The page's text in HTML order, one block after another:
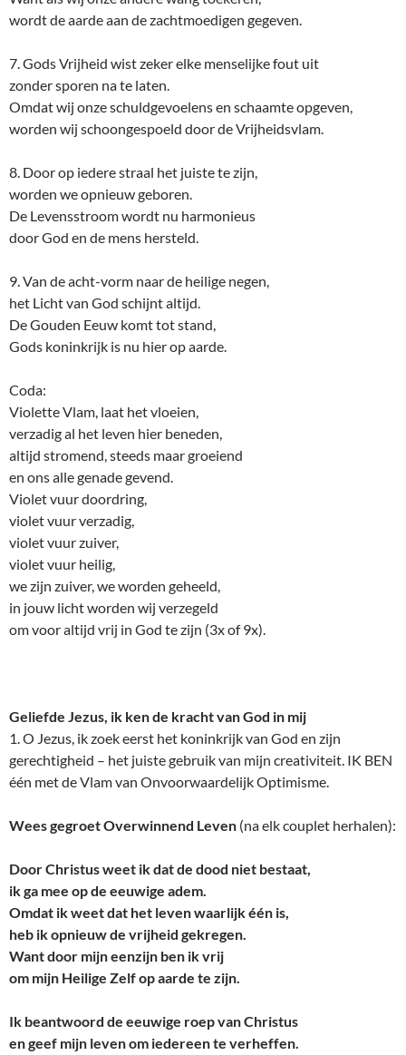
wordt de aarde aan de zachtmoedigen gegeven.
7. Gods Vrijheid wist zeker elke menselijke fout uit
zonder sporen na te laten.
Omdat wij onze schuldgevoelens en schaamte opgeven,
worden wij schoongespoeld door de Vrijheidsvlam.
8. Door op iedere straal het juiste te zijn,
worden we opnieuw geboren.
De Levensstroom wordt nu harmonieus
door God en de mens hersteld.
9. Van de acht-vorm naar de heilige negen,
het Licht van God schijnt altijd.
De Gouden Eeuw komt tot stand,
Gods koninkrijk is nu hier op aarde.
Coda:
Violette Vlam, laat het vloeien,
verzadig al het leven hier beneden,
altijd stromend, steeds maar groeiend
en ons alle genade gevend.
Violet vuur doordring,
violet vuur verzadig,
violet vuur zuiver,
violet vuur heilig,
we zijn zuiver, we worden geheeld,
in jouw licht worden wij verzegeld
om voor altijd vrij in God te zijn (3x of 9x).
Geliefde Jezus, ik ken de kracht van God in mij
1. O Jezus, ik zoek eerst het koninkrijk van God en zijn
gerechtigheid – het juiste gebruik van mijn creativiteit. IK BEN
één met de Vlam van Onvoorwaardelijk Optimisme.
Wees gegroet Overwinnend Leven (na elk couplet herhalen):
Door Christus weet ik dat de dood niet bestaat,
ik ga mee op de eeuwige adem.
Omdat ik weet dat het leven waarlijk één is,
heb ik opnieuw de vrijheid gekregen.
Want door mijn eenzijn ben ik vrij
om mijn Heilige Zelf op aarde te zijn.
Ik beantwoord de eeuwige roep van Christus
en geef mijn leven om iedereen te verheffen.